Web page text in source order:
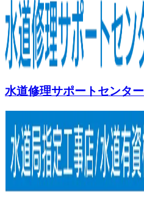
水道修理サポートセンター